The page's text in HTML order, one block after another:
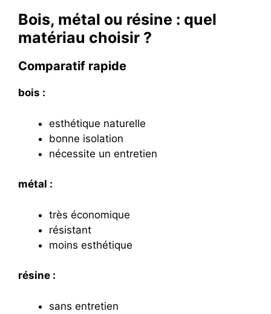
Bois, métal ou résine : quel
matériau choisir ?
Comparatif rapide
bois :
esthétique naturelle
bonne isolation
nécessite un entretien
métal :
très économique
résistant
moins esthétique
résine :
sans entretien